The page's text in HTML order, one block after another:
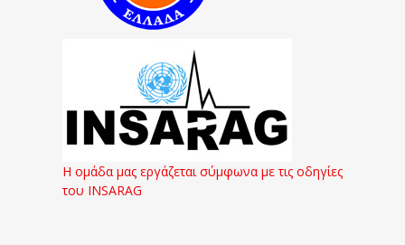
Η ομάδα μας εργάζεται σύμφωνα με τις οδηγίες
του INSARAG